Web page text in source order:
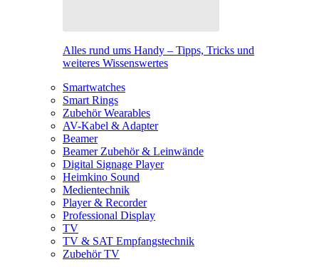
Alles rund ums Handy – Tipps, Tricks und
weiteres Wissenswertes
Smartwatches
Smart Rings
Zubehör Wearables
AV-Kabel & Adapter
Beamer
Beamer Zubehör & Leinwände
Digital Signage Player
Heimkino Sound
Medientechnik
Player & Recorder
Professional Display
TV
TV & SAT Empfangstechnik
Zubehör TV